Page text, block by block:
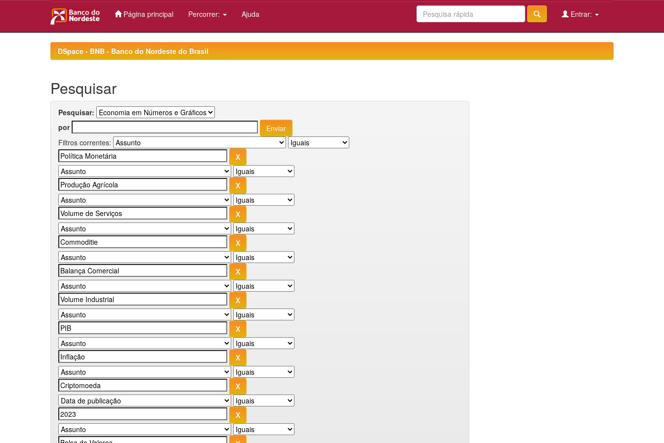
Página principal Percorrer: Ajuda Entrar:
DSpace - BNB - Banco do Nordeste do Brasil
Pesquisar
Pesquisar:
por
Filtros correntes: